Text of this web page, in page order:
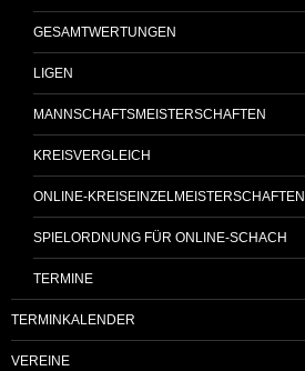
GESAMTWERTUNGEN
LIGEN
MANNSCHAFTSMEISTERSCHAFTEN
KREISVERGLEICH
ONLINE-KREISEINZELMEISTERSCHAFTEN
SPIELORDNUNG FÜR ONLINE-SCHACH
TERMINE
TERMINKALENDER
VEREINE